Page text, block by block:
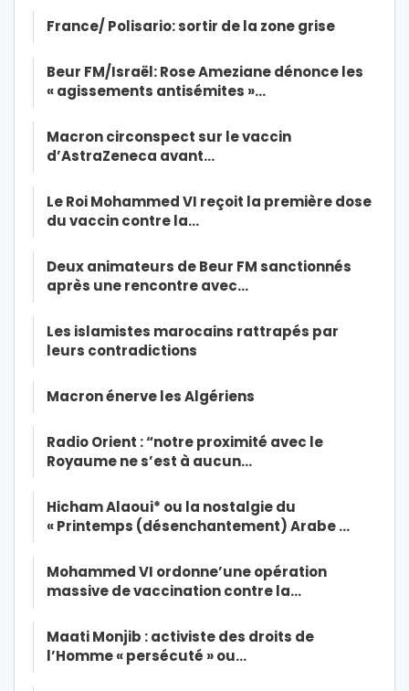
France/ Polisario: sortir de la zone grise
Beur FM/Israël: Rose Ameziane dénonce les
« agissements antisémites »…
Macron circonspect sur le vaccin
d’AstraZeneca avant…
Le Roi Mohammed VI reçoit la première dose
du vaccin contre la…
Deux animateurs de Beur FM sanctionnés
après une rencontre avec…
Les islamistes marocains rattrapés par
leurs contradictions
Macron énerve les Algériens
Radio Orient : “notre proximité avec le
Royaume ne s’est à aucun…
Hicham Alaoui* ou la nostalgie du
« Printemps (désenchantement) Arabe …
Mohammed VI ordonne’une opération
massive de vaccination contre la…
Maati Monjib : activiste des droits de
l’Homme « persécuté » ou…